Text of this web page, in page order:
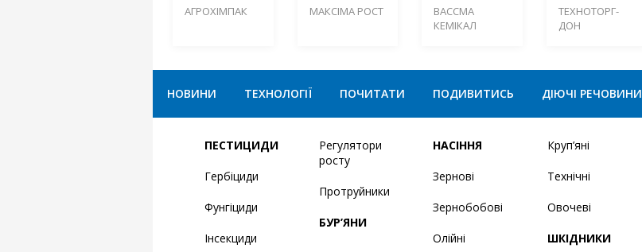
АГРОХІМПАК МАКСІМА РОСТ
ВАССМА
КЕМІКАЛ
ТЕХНОТОРГ-
ДОН
НОВИНИ ТЕХНОЛОГІЇ ПОЧИТАТИ ПОДИВИТИСЬ ДІЮЧІ РЕЧОВИНИ
ПЕСТИЦИДИ
Гербіциди
Фунгіциди
Інсекциди
Регулятори
росту
Протруйники
БУР’ЯНИ
НАСІННЯ
Зернові
Зернобобові
Олійні
Круп’яні
Технічні
Овочеві
ШКІДНИКИ